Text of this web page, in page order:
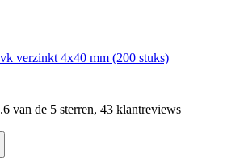
verzinkt 4x40 mm (200 stuks)
van de 5 sterren, 43 klantreviews